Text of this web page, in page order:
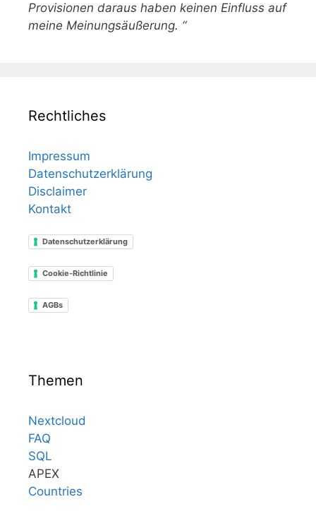
Provisionen daraus haben keinen Einfluss auf
meine Meinungsäußerung. “
Rechtliches
Impressum
Datenschutzerklärung
Disclaimer
Kontakt
Datenschutzerklärung
Cookie-Richtlinie
AGBs
Themen
Nextcloud
FAQ
SQL
APEX
Countries